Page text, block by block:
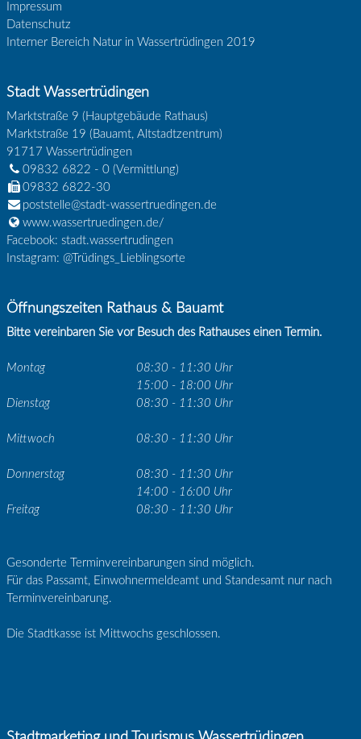
Impressum
Datenschutz
Interner Bereich Natur in Wassertrüdingen 2019
Stadt Wassertrüdingen
Marktstraße 9 (Hauptgebäude Rathaus)
Marktstraße 19 (Bauamt, Altstadtzentrum)
91717 Wassertrüdingen
09832 6822 - 0(Vermittlung)
09832 6822-30
poststelle@stadt-wassertruedingen.de
www.wassertruedingen.de/
Facebook: stadt.wassertrudingen
Instagram: @Trüdings_Lieblingsorte
Öffnungszeiten Rathaus & Bauamt
Bitte vereinbaren Sie vor Besuch des Rathauses einen Termin.
Montag
08:30 - 11:30 Uhr
15:00 - 18:00 Uhr
Dienstag
08:30 - 11:30 Uhr
Mittwoch 08:30 - 11:30 Uhr
Donnerstag
08:30 - 11:30 Uhr
14:00 - 16:00 Uhr
Freitag
08:30 - 11:30 Uhr
Gesonderte Terminvereinbarungen sind möglich.
Für das Passamt, Einwohnermeldeamt und Standesamt nur nach
Terminvereinbarung.
Die Stadtkasse ist Mittwochs geschlossen.